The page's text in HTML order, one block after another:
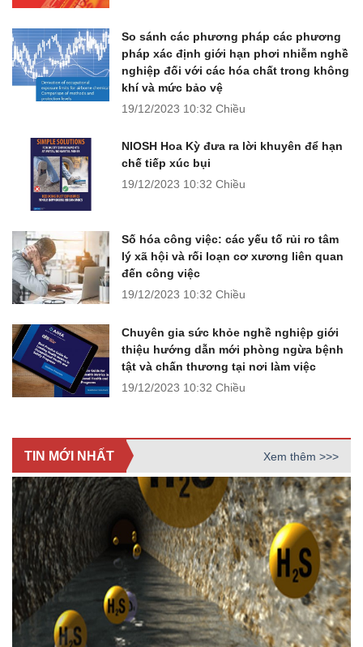
So sánh các phương pháp các phương
pháp xác định giới hạn phơi nhiễm nghề
nghiệp đối với các hóa chất trong không
khí và mức bảo vệ
19/12/2023 10:32 Chiều
NIOSH Hoa Kỳ đưa ra lời khuyên để hạn
chế tiếp xúc bụi
19/12/2023 10:32 Chiều
Số hóa công việc: các yếu tố rủi ro tâm
lý xã hội và rối loạn cơ xương liên quan
đến công việc
19/12/2023 10:32 Chiều
Chuyên gia sức khỏe nghề nghiệp giới
thiệu hướng dẫn mới phòng ngừa bệnh
tật và chấn thương tại nơi làm việc
19/12/2023 10:32 Chiều
TIN MỚI NHẤT Xem thêm >>>